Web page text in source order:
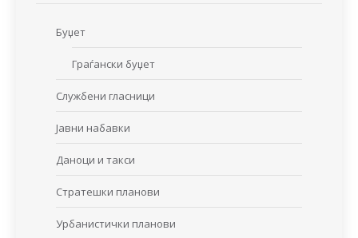
Буџет
Граѓански буџет
Службени гласници
Јавни набавки
Даноци и такси
Стратешки планови
Урбанистички планови